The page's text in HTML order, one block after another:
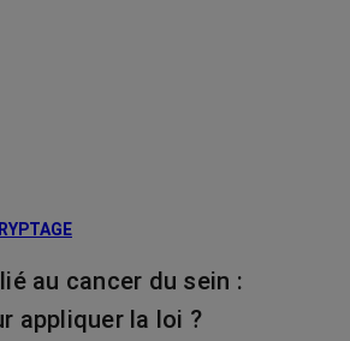
au cancer du sein :
appliquer la loi ?